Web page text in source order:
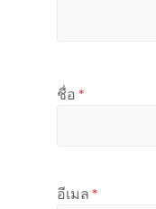
ชื่อ *
อีเมล *